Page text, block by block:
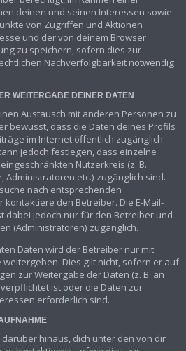
deinen und seinen Interessen sowie
von Zugriffen und Aktionen
und der von deinem Browser
zu speichern, sofern dies zur
Nachverfolgbarkeit notwendig
WEITERGABE DEINER DATEN
Austausch mit anderen Personen zu
bewusst, dass die Daten deines Profils
im Internet öffentlich zugänglich
jedoch festlegen, dass einzelne
Nutzerkreis (z. B.
etc.) zugänglich sind.
nach entsprechenden
kontaktiere den Betreiber. Die E-Mail-
dabei jedoch nur für den Betreiber und
(Administratoren) zugänglich.
Daten wird der Betreiber nur mit
Dies gilt nicht, sofern er auf
zur Weitergabe der Daten (z. B. an
ist oder die Daten zur
erforderlich sind.
hinaus, dich unter den von dir